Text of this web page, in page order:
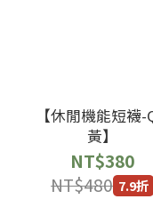
【休閒機能短襪-
黃】
NT$380
NT$480 7.9折